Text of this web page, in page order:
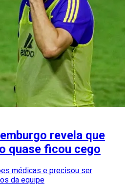
revela que
quase ficou cego
médicas e precisou ser
da equipe